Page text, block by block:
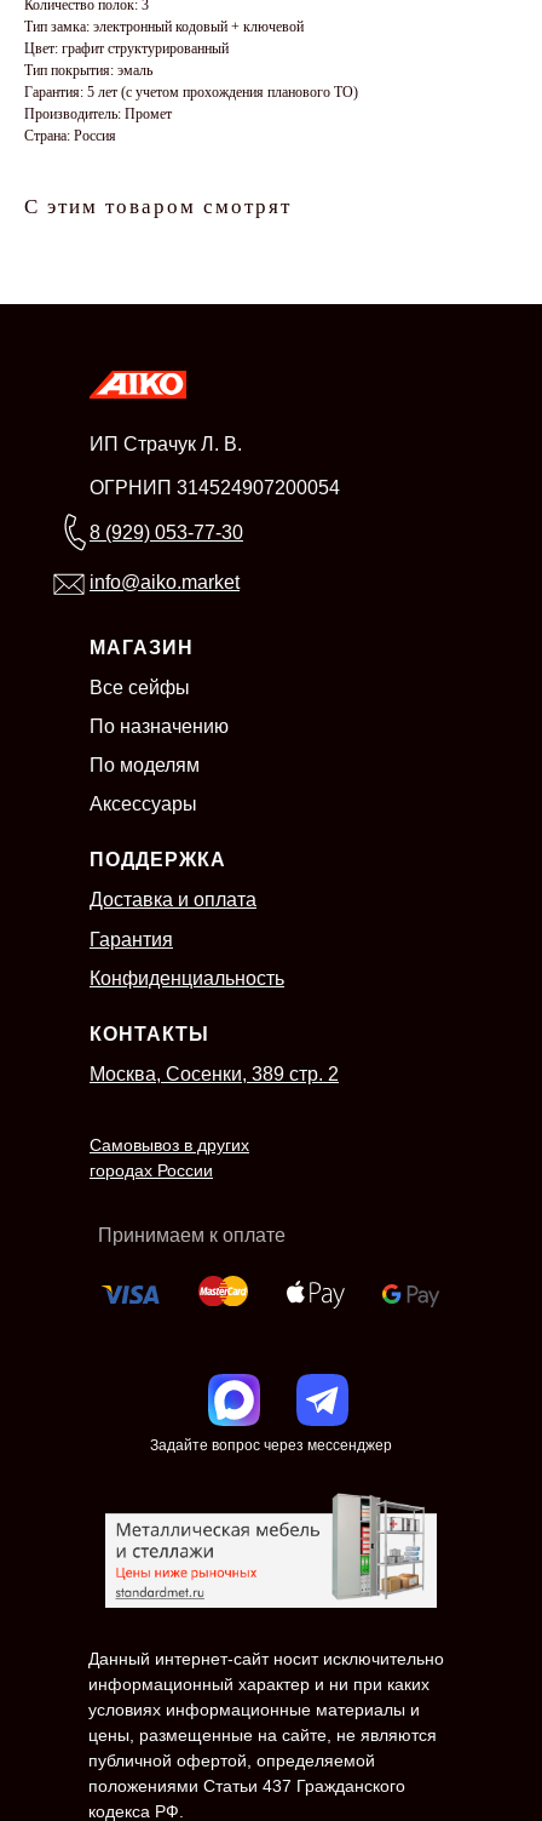
Количество полок: 3
Тип замка: электронный кодовый + ключевой
Цвет: графит структурированный
Тип покрытия: эмаль
Гарантия: 5 лет (с учетом прохождения планового ТО)
Производитель: Промет
Страна: Россия
С этим товаром смотрят
МАГАЗИН
Все сейфы
По назначению
По моделям
Аксессуары
ПОДДЕРЖКА
Гарантия
Конфиденциальность
КОНТАКТЫ
ИП Страчук Л. В.
ОГРНИП 314524907200054
Самовывоз в других
городах России
8 (929) 053-77-30
info@aiko.market
Принимаем к оплате
Москва, Сосенки, 389 стр. 2
Доставка и оплата
Задайте вопрос через мессенджер
Данный интернет-сайт носит исключительно
информационный характер и ни при каких
условиях информационные материалы и
цены, размещенные на сайте, не являются
публичной офертой, определяемой
положениями Статьи 437 Гражданского
кодекса РФ.